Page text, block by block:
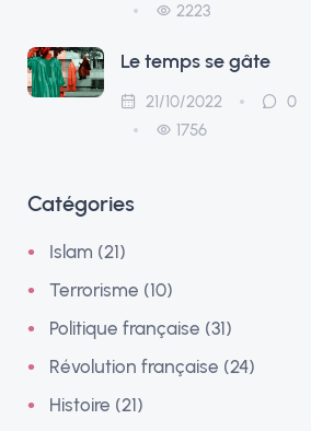
2223
Le temps se gâte
21/10/2022
0
1756
Catégories
Islam (21)
Terrorisme (10)
Politique française (31)
Révolution française (24)
Histoire (21)